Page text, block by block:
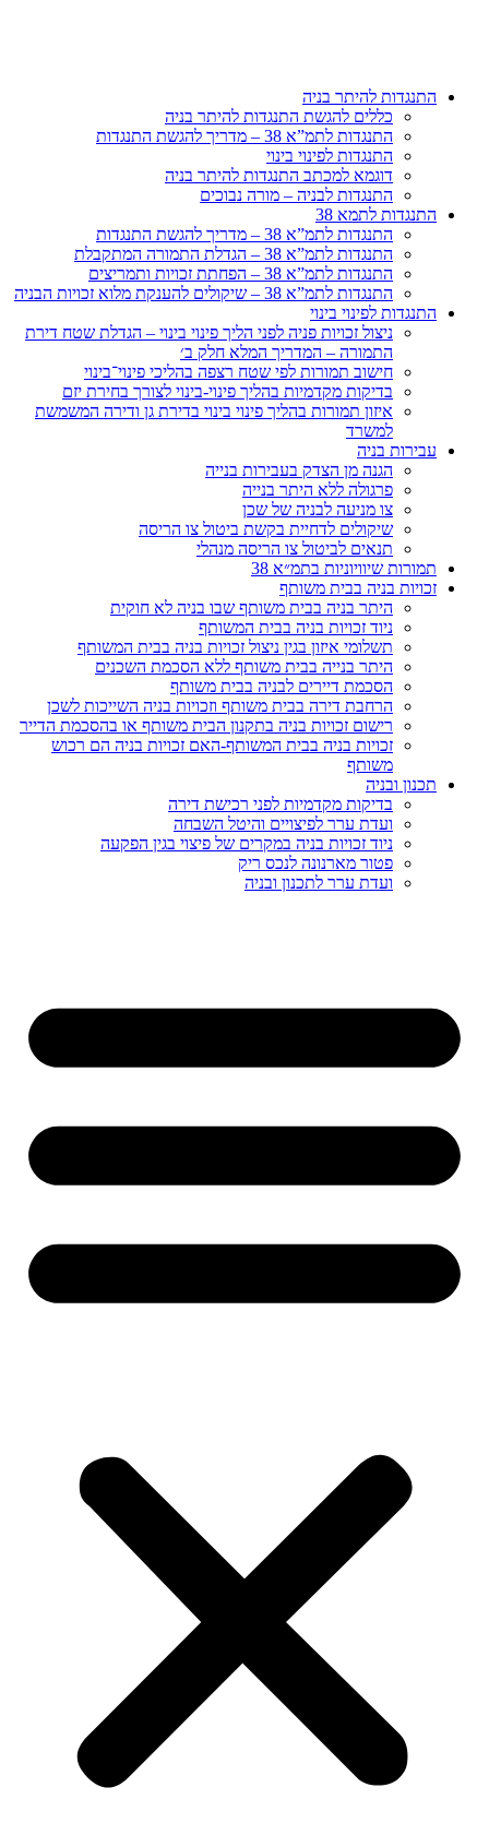
התנגדות להיתר בניה
כללים להגשת התנגדות להיתר בניה
התנגדות לתמ”א 38 – מדריך להגשת התנגדות
התנגדות לפינוי בינוי
דוגמא למכתב התנגדות להיתר בניה
התנגדות לבניה – מורה נבוכים
התנגדות לתמא 38
התנגדות לתמ”א 38 – מדריך להגשת התנגדות
התנגדות לתמ”א 38 – הגדלת התמורה המתקבלת
התנגדות לתמ”א 38 – הפחתת זכויות ותמריצים
התנגדות לתמ”א 38 – שיקולים להענקת מלוא זכויות הבניה
התנגדות לפינוי בינוי
ניצול זכויות פניה לפני הליך פינוי בינוי – הגדלת שטח דירת
התמורה – המדריך המלא חלק ב׳
חישוב תמורות לפי שטח רצפה בהליכי פינוי־בינוי
בדיקות מקדמיות בהליך פינוי-בינוי לצורך בחירת יזם
איזון תמורות בהליך פינוי בינוי בדירת גן ודירה המשמשת
למשרד
עבירות בניה
הגנה מן הצדק בעבירות בנייה
פרגולה ללא היתר בנייה
צו מניעה לבניה של שכן
שיקולים לדחיית בקשת ביטול צו הריסה
תנאים לביטול צו הריסה מנהלי
תמורות שיוויוניות בתמ״א 38
זכויות בניה בבית משותף
היתר בניה בבית משותף שבו בניה לא חוקית
ניוד זכויות בניה בבית המשותף
תשלומי איזון בגין ניצול זכויות בניה בבית המשותף
היתר בנייה בבית משותף ללא הסכמת השכנים
הסכמת דיירים לבניה בבית משותף
הרחבת דירה בבית משותף וזכויות בניה השייכות לשכן
רישום זכויות בניה בתקנון הבית משותף או בהסכמת הדייר
זכויות בניה בבית המשותף-האם זכויות בניה הם רכוש
משותף
תכנון ובניה
בדיקות מקדמיות לפני רכישת דירה
ועדת ערר לפיצויים והיטל השבחה
ניוד זכויות בניה במקרים של פיצוי בגין הפקעה
פטור מארנונה לנכס ריק
ועדת ערר לתכנון ובניה